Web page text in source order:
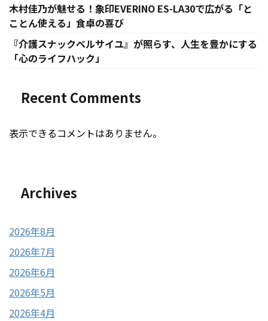
木村佳乃が魅せる！象印EVERINO ES-LA30で広がる「と
ことん使える」食卓の喜び
『介護スナックベルサイユ』が照らす、人生を豊かにする
「心のライフハック」
Recent Comments
表示できるコメントはありません。
Archives
2026年8月
2026年7月
2026年6月
2026年5月
2026年4月